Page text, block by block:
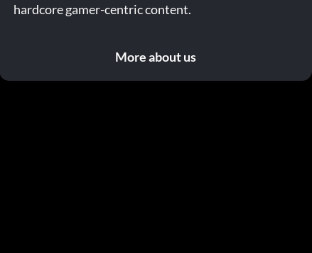
hardcore gamer-centric content.
More about us